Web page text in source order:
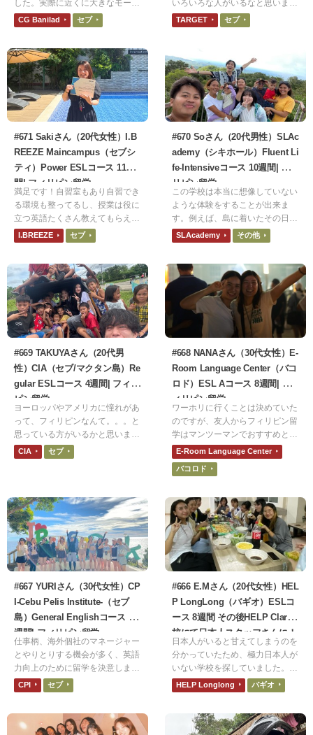
した。実際に近くに大きなモール
があり、マッサージに行ったり、
パーティー用の買い出しに行った
CG Banilad セブ
いろいろな人がいるなと思いまし
た。だからこそそんな人たちと英
語で会話できたら楽しいだろうな
TARGET セブ
#671 Sakiさん（20代女性）I.B
REEZE Maincampus（セブシ
ティ）Power ESLコース 11週
間| フィリピン留学
満足です！自習室もあり自習でき
る環境も整ってるし、授業は役に
立つ英語たくさん教えてもらえま
す。先生は全員優しく、自分の拙
い英語も汲み取ろうとしてくれま
でクラス分けがきまりますがクラ
スも1週間で変更できます。
I.BREEZE セブ
#670 Soさん（20代男性）SLAc
ademy（シキホール）Fluent Li
fe-Intensiveコース 10週間| フィ
リピン留学
この学校は本当に想像していない
ような体験をすることが出来ま
す。例えば、島に着いたその日か
ら、先生たちが竹の棒を使って何
かしており、聞いてみたら地域の
と呼ばれるフィリピンの民族ダン
スを練習しており、自分も練習に
参加したら、その4日後には地域
のお祭りの舞台の上で先生たちと
一緒にダンスを披露していまし
た。（笑） 他にも、フィリピン
では女子は18歳、男子は21歳、
「Debut」と呼ばれる壮大な誕生
日会が恒例だそうで、それに参加
することも出来たし、SLAの校長
が地域の子供たちとコミュ
SLAcademy その他
#669 TAKUYAさん（20代男
性）CIA（セブ/マクタン島）Re
gular ESLコース 4週間| フィリ
ピン留学
ヨーロッパやアメリカに憧れがあ
って、フィリピンなんて。。。と
思っている方がいるかと思います
が、人がとてもポジティブで温か
くとても素敵な場所なのでぜひ行
と、素敵な方と出会えたのでとて
も良かったです。
CIA セブ
#668 NANAさん（30代女性）E-
Room Language Center（バコ
ロド）ESL Aコース 8週間| フ
ィリピン留学
ワーホリに行くことは決めていた
のですが、友人からフィリピン留
学はマンツーマンでおすすめと聞
き、留学することを決めました。
日本にいながら英語の勉強をする
のはモチベーションが続かず、留
たからです。
E-Room Language Center
バコロド
#667 YURIさん（30代女性）CP
I-Cebu Pelis Institute-（セブ
島）General Englishコース 4
週間| フィリピン留学
仕事柄、海外個社のマネージャー
とやりとりする機会が多く、英語
力向上のために留学を決意しまし
た。チャット上の会話がメインで
すが、昇格のタイミングでスピー
ようになったこと、人生で1回は
CPI セブ
#666 E.Mさん（20代女性）HEL
P LongLong（バギオ）ESLコ
ース 8週間 その後HELP Clark
校にて日本人スタッフさんに！
| フィリピン留学
日本人がいると甘えてしまうのを
分かっていたため、極力日本人が
いない学校を探していました。実
際、自分がいたシーズンで日本人
は自分しかおらず、2カ月間日本
た。また自分を追い込みたかった
HELP Longlong バギオ